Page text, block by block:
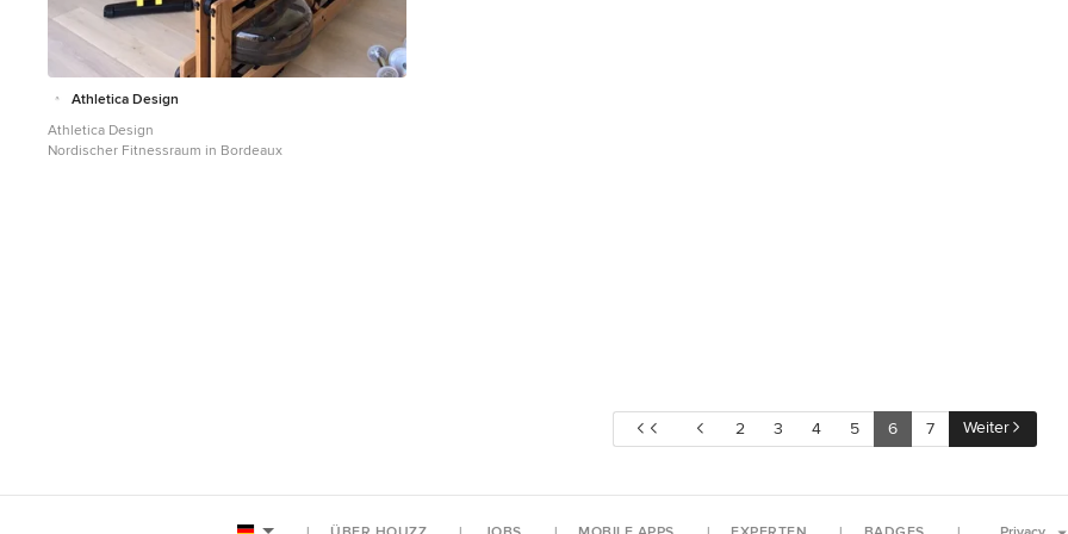
Athletica Design
Athletica Design
Nordischer Fitnessraum in Bordeaux
2 3 4 5 6 7 Weiter